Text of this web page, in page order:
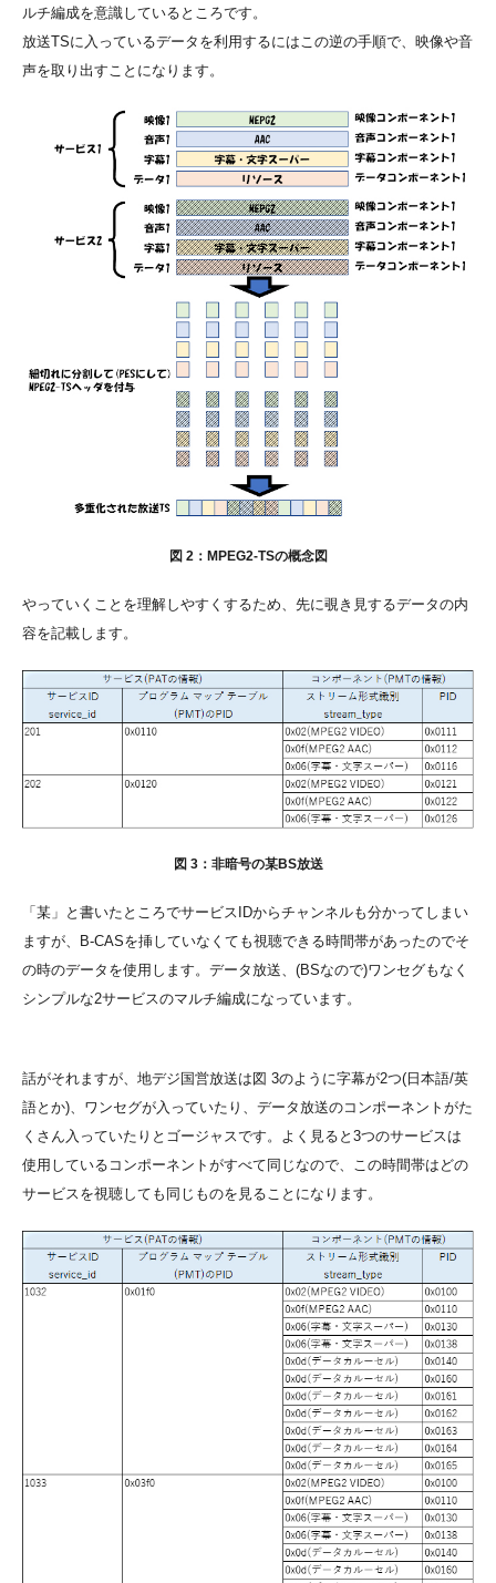
ルチ編成を意識しているところです。
放送TSに入っているデータを利用するにはこの逆の手順で、映像や音
声を取り出すことになります。
図 2：MPEG2-TSの概念図
やっていくことを理解しやすくするため、先に覗き見するデータの内
容を記載します。
図 3：非暗号の某BS放送
「某」と書いたところでサービスIDからチャンネルも分かってしまい
ますが、B-CASを挿していなくても視聴できる時間帯があったのでそ
の時のデータを使用します。データ放送、(BSなので)ワンセグもなく
シンプルな2サービスのマルチ編成になっています。
話がそれますが、地デジ国営放送は図 3のように字幕が2つ(日本語/英
語とか)、ワンセグが入っていたり、データ放送のコンポーネントがた
くさん入っていたりとゴージャスです。よく見ると3つのサービスは
使用しているコンポーネントがすべて同じなので、この時間帯はどの
サービスを視聴しても同じものを見ることになります。